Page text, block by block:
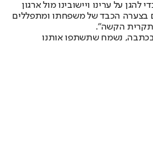
להגן על ערינו ויישובינו מול ארגון
בצערה הכבד של משפחתו ומתפללים
הקשה".
נשמח שתשתפו אותנו